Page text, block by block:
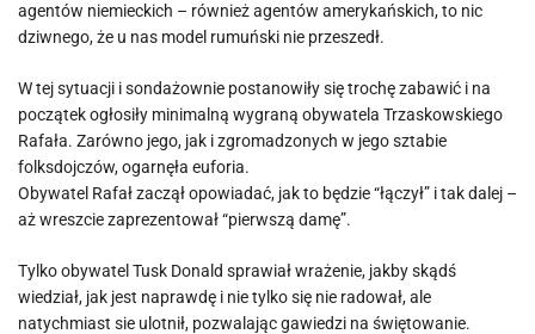
agentów niemieckich – również agentów amerykańskich, to nic
dziwnego, że u nas model rumuński nie przeszedł.
W tej sytuacji i sondażownie postanowiły się trochę zabawić i na
początek ogłosiły minimalną wygraną obywatela Trzaskowskiego
Rafała. Zarówno jego, jak i zgromadzonych w jego sztabie
folksdojczów, ogarnęła euforia.
Obywatel Rafał zaczął opowiadać, jak to będzie “łączył” i tak dalej –
aż wreszcie zaprezentował “pierwszą damę”.
Tylko obywatel Tusk Donald sprawiał wrażenie, jakby skądś
wiedział, jak jest naprawdę i nie tylko się nie radował, ale
natychmiast sie ulotnił, pozwalając gawiedzi na świętowanie.